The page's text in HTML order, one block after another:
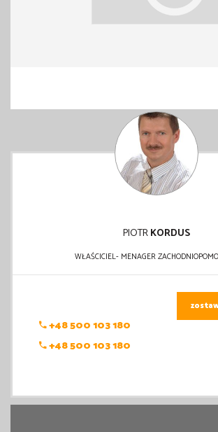
PIOTRKORDUS
WŁAŚCICIEL- MENAGER
+48 500 103 180
+48 500 103 180